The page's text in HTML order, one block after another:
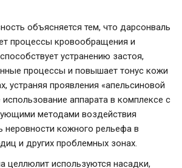
объясняется тем, что дарсонваль
процессы кровообращения и
устранению застоя,
процессы и повышает тонус кожи
устраняя проявления «апельсиновой
использование аппарата в комплексе с
методами воздействия
неровности кожного рельефа в
и других проблемных зонах.
целлюлит используются насадки,